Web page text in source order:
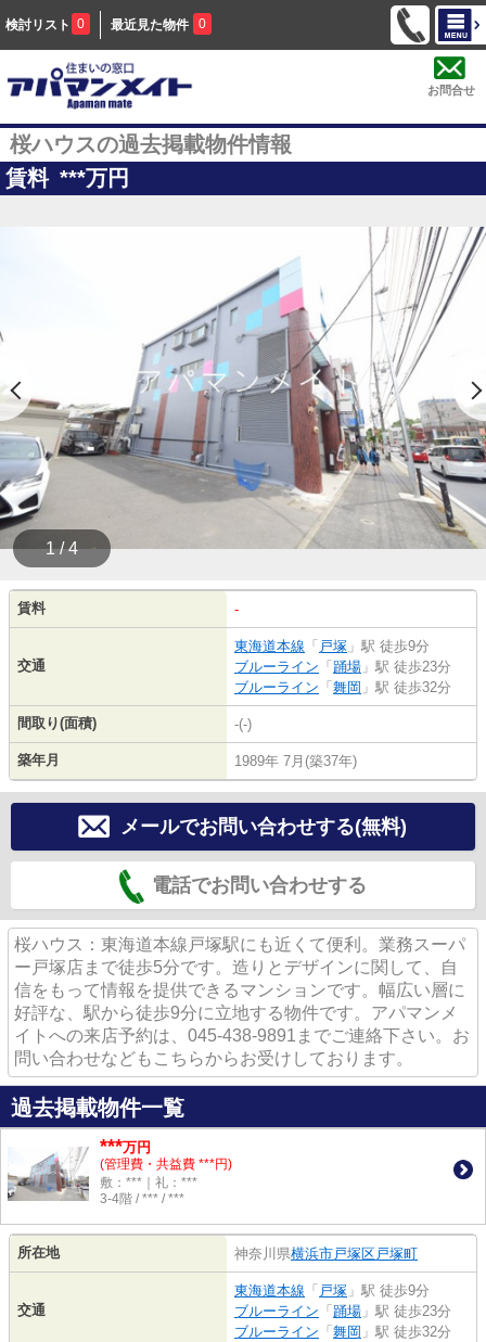
検討リスト 0 最近見た物件 0
お問合せ
桜ハウスの過去掲載物件情報
賃料 ***万円
1 / 4
賃料 -
交通
東海道本線 「 戸塚 」駅 徒歩9分
ブルーライン 「 踊場 」駅 徒歩23分
ブルーライン 「 舞岡 」駅 徒歩32分
間取り(面積) -(-)
築年月 1989年 7月(築37年)
メールでお問い合わせする(無料)
電話でお問い合わせする
桜ハウス：東海道本線戸塚駅にも近くて便利。業務スーパ
ー戸塚店まで徒歩5分です。造りとデザインに関して、自
信をもって情報を提供できるマンションです。幅広い層に
好評な、駅から徒歩9分に立地する物件です。アパマンメ
イトへの来店予約は、045-438-9891までご連絡下さい。お
問い合わせなどもこちらからお受けしております。
過去掲載物件一覧
***万円
(管理費・共益費 ***円)
敷：***｜礼：***
3-4階 / *** / ***
所在地 神奈川県横浜市戸塚区戸塚町
交通
東海道本線 「 戸塚 」駅 徒歩9分
ブルーライン 「 踊場 」駅 徒歩23分
ブルーライン 「 舞岡 」駅 徒歩32分